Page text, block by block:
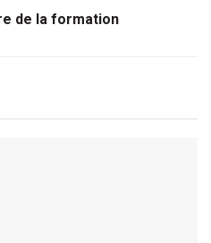
de la formation